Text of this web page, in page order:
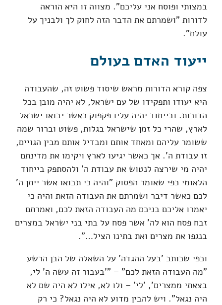
במצותי ופוסח אני עליכם". מצווה זו היא הוראה
לדורות "ושמרתם את הדבר הזה לחוק לך ולבניך על
עולם".
ייעוד האדם בעולם
צפה קורא הדורות מראש שיסוד פשוט זה, שהעבודה
היא יעודו ותפקידו של עם ישראל, לא יהיה מובן בכל
הדורות. ובייחוד יהיה עליו פקפוק כאשר יבואו ישראל
לארץ, שהרי כל זמן שישראל בגלות, פשוט וברור שמה
ששומר עליהם ומאחד אותם ומבדיל אותם מבין הגויים,
זו עבודת ה'. אך כאשר יגיעו לארץ ויקימו את מדינתם
יהיה מי שירצה לנטוש את עבודת ה' ולהסתפק בייחוד
הלאומי כפי שאומר הפסוק "והיה כי תבואו אשר ייתן ה'
לכם כאשר דיבר ושמרתם את העבודה הזאת והיה כי
יאמרו אליכם בניכם מה העבודה הזאת לכם, ואמרתם
זבח פסח הוא לה' אשר פסח על בתי בני ישראל במצרים
בנגפו את מצרים ואת בתינו הציל…".
וכפי שכותב 'בעל ההגדה' על השאלה של הבן הרשע
"מה העבודה הזאת לכם" – "'בעבור זה עשה ה' לי,
בצאתי ממצרים', 'לי' – ולו לא, אילו לא היה שם לא
היה נגאל". ויש להבין מדוע לא היה נגאל? כי רק